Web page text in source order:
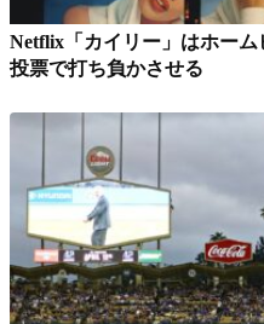
Netflix「カイリー」はホー
投票で打ち負かさせる